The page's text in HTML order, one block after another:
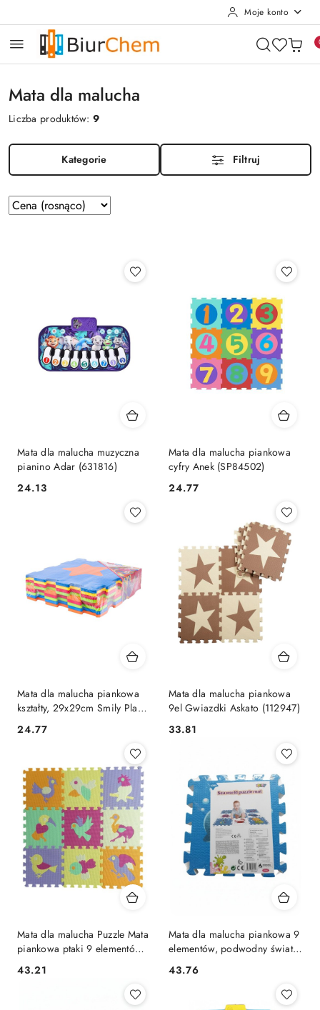
Moje konto
Mata dla malucha
Liczba produktów:9
Kategorie Filtruj
Zastosowano
sortowanie:
Sortuj
według
Mata dla malucha muzyczna
pianino Adar (631816)
Cena:
24.13
Mata dla malucha piankowa
cyfry Anek (SP84502)
Cena:
24.77
Mata dla malucha piankowa
kształty, 29x29cm Smily Play
Cena:
24.77
Mata dla malucha piankowa
9el Gwiazdki Askato (112947)
Cena:
33.81
Mata dla malucha Puzzle Mata
piankowa ptaki 9 elementów
Lean (23027)
Cena:
43.21
Mata dla malucha piankowa 9
elementów, podwodny świat
Artyk (803919)
Cena:
43.76